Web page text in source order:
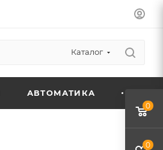
Каталог
АВТОМАТИКА
0
0